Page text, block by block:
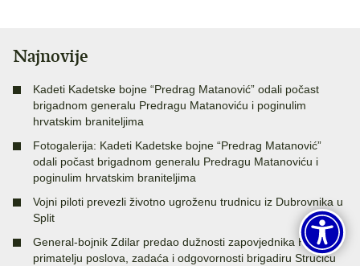
Najnovije
Kadeti Kadetske bojne “Predrag Matanović” odali počast
brigadnom generalu Predragu Matanoviću i poginulim
hrvatskim braniteljima
Fotogalerija: Kadeti Kadetske bojne “Predrag Matanović”
odali počast brigadnom generalu Predragu Matanoviću i
poginulim hrvatskim braniteljima
Vojni piloti prevezli životno ugroženu trudnicu iz Dubrovnika u
Split
General-bojnik Zdilar predao dužnosti zapovjednika HVU-a
primatelju poslova, zadaća i odgovornosti brigadiru Stručiću